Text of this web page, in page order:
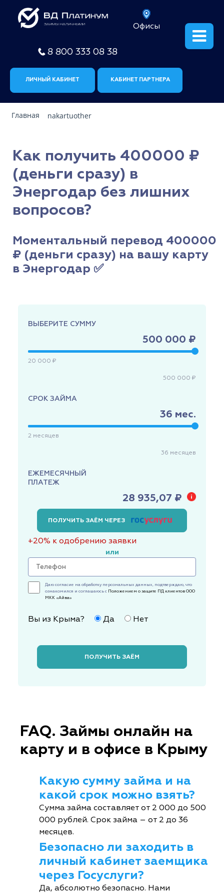
Офисы
8 800 333 08 38
ЛИЧНЫЙ КАБИНЕТ КАБИНЕТ ПАРТНЕРА
Главная nakartuother
Как получить 400000 ₽
(деньги сразу) в
Энергодар без лишних
вопросов?
Моментальный перевод 400000
₽ (деньги сразу) на вашу карту
в Энергодар ✅
ВЫБЕРИТЕ СУММУ
500 000 ₽
20 000 ₽
500 000 ₽
СРОК ЗАЙМА
36 мес.
2 месяцев
36 месяцев
ЕЖЕМЕСЯЧНЫЙ
ПЛАТЕЖ
28 935,07 ₽
ПОЛУЧИТЬ ЗАЁМ ЧЕРЕЗ
+20% к одобрению заявки
или
Даю согласие на обработку персональных данных, подтверждаю, что
ознакомился и соглашаюсь с Положением о защите ПД клиентов ООО
МКК «Айва»
Вы из Крыма? Да Нет
ПОЛУЧИТЬ ЗАЁМ
FAQ. Займы онлайн на
карту и в офисе в Крыму
Какую сумму займа и на
какой срок можно взять?
Сумма займа составляет от 2 000 до 500
000 рублей. Срок займа – от 2 до 36
месяцев.
Безопасно ли заходить в
личный кабинет заемщика
через Госуслуги?
Да, абсолютно безопасно. Нами